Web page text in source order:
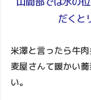
だくと
米澤と言ったら牛
麦屋さんて暖かい
い。